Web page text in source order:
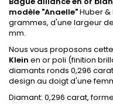
modèle "Anaelle"Huber &
grammes, d'une largeur
mm.
Nous vous proposons cette
Klein en or poli (finition
diamants ronds 0,296
design au doigt d'une
Diamant: 0,296 carat,